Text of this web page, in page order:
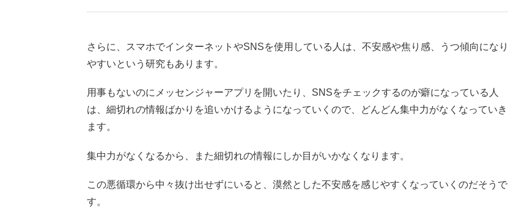
さらに、スマホでインターネットやSNSを使用している人は、不安感や焦り感、うつ傾向になり
やすいという研究もあります。
用事もないのにメッセンジャーアプリを開いたり、SNSをチェックするのが癖になっている人
は、細切れの情報ばかりを追いかけるようになっていくので、どんどん集中力がなくなっていき
ます。
集中力がなくなるから、また細切れの情報にしか目がいかなくなります。
この悪循環から中々抜け出せずにいると、漠然とした不安感を感じやすくなっていくのだそうで
す。